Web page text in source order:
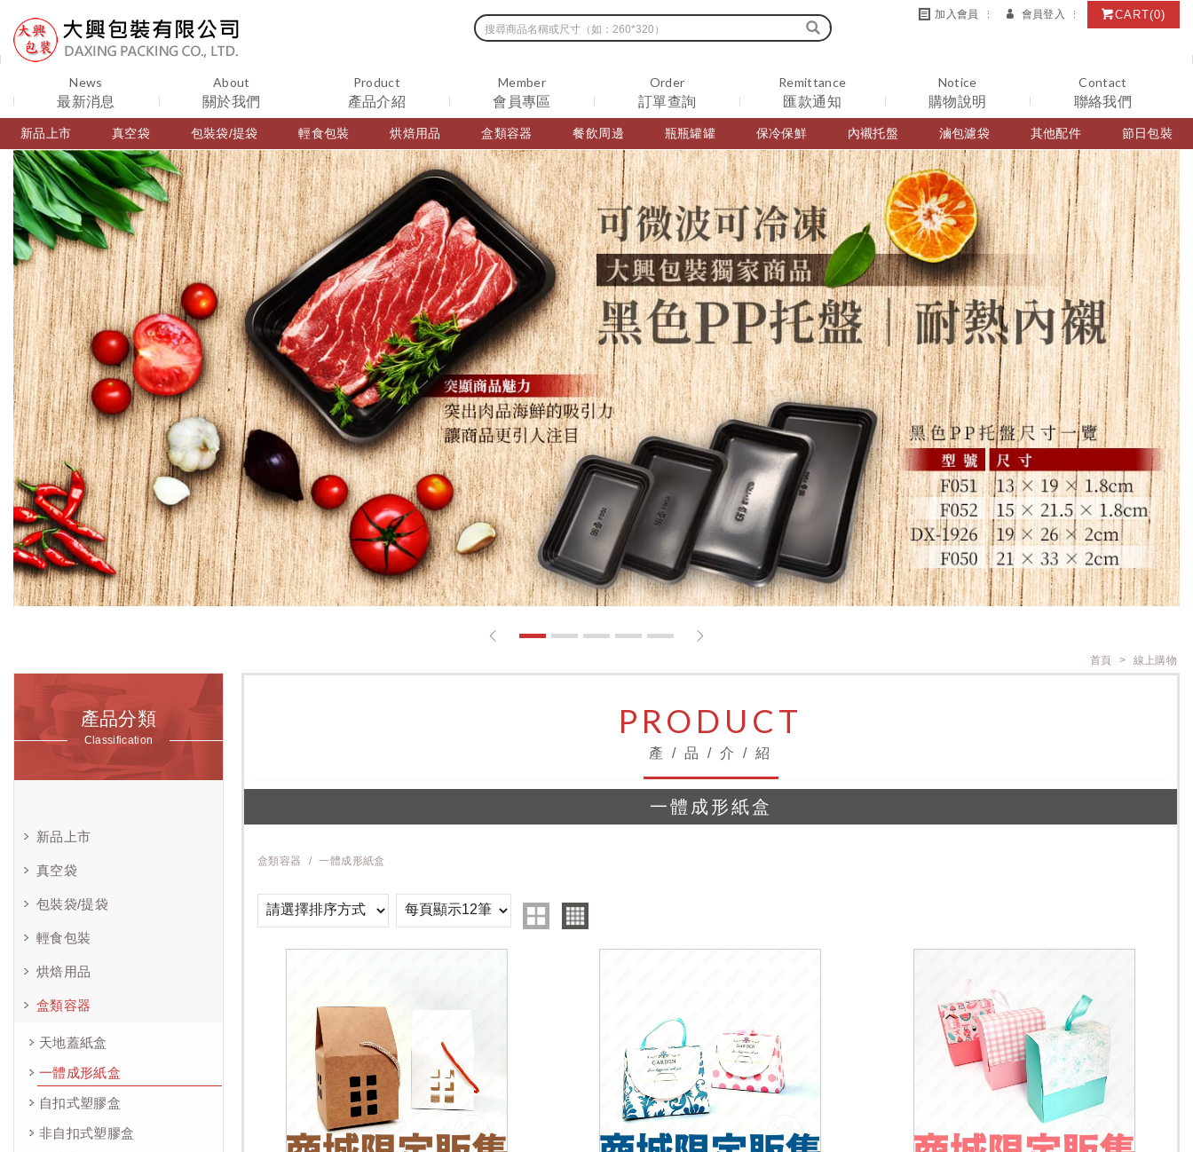
加入會員 會員登入 CART(0)
News
最新消息
About
關於我們
Product
產品介紹
新品上市 真空袋 包裝袋/提袋 輕食包裝 烘焙用品 盒類容器 餐飲周邊 瓶瓶罐罐 保冷保鮮 內襯托盤 滷包濾袋 其他配件 節日包裝
Member
會員專區
Order
訂單查詢
Remittance
匯款通知
Notice
購物說明
Contact
聯絡我們
1 2 3 4 5
產品分類
Classification
新品上市
真空袋
包裝袋/提袋
輕食包裝
烘焙用品
盒類容器
天地蓋紙盒
一體成形紙盒
自扣式塑膠盒
非自扣式塑膠盒
首頁 線上購物
PRODUCT
產 / 品 / 介 / 紹
一體成形紙盒
盒類容器 一體成形紙盒